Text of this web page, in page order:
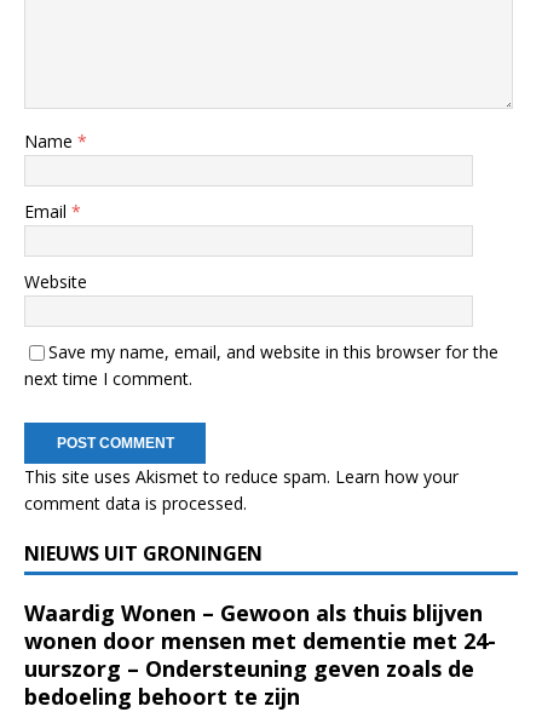
Name *
Email *
Website
Save my name, email, and website in this browser for the
next time I comment.
This site uses Akismet to reduce spam. Learn how your
comment data is processed.
NIEUWS UIT GRONINGEN
Waardig Wonen – Gewoon als thuis blijven
wonen door mensen met dementie met 24-
uurszorg – Ondersteuning geven zoals de
bedoeling behoort te zijn